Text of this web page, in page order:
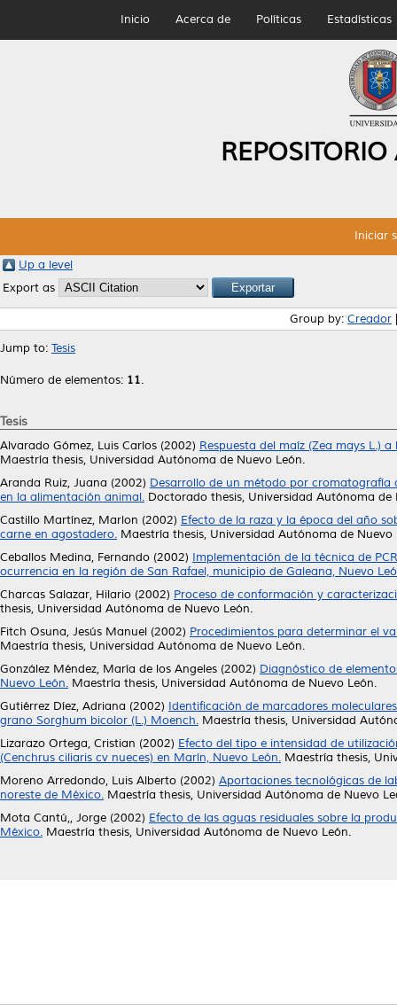
Inicio Acerca de Políticas Estadísticas
Iniciar
Up a level
Export as
Group by: Creador
Jump to: Tesis
Número de elementos: 11.
Tesis
Alvarado Gómez, Luis Carlos (2002) Respuesta del maíz (Zea mays L.)
Maestría thesis, Universidad Autónoma de Nuevo León.
Aranda Ruiz, Juana (2002) Desarrollo de un método por cromatografía
en la alimentación animal. Doctorado thesis, Universidad Autónoma de
Castillo Martínez, Marlon (2002) Efecto de la raza y la época del año
carne en agostadero. Maestría thesis, Universidad Autónoma de Nuevo
Ceballos Medina, Fernando (2002) Implementación de la técnica de
ocurrencia en la región de San Rafael, municipio de Galeana, Nuevo
Charcas Salazar, Hilario (2002) Proceso de conformación y
thesis, Universidad Autónoma de Nuevo León.
Fitch Osuna, Jesús Manuel (2002) Procedimientos para determinar el
Maestría thesis, Universidad Autónoma de Nuevo León.
González Méndez, María de los Angeles (2002) Diagnóstico de
Nuevo León. Maestría thesis, Universidad Autónoma de Nuevo León.
Gutiérrez Díez, Adriana (2002) Identificación de marcadores
grano Sorghum bicolor (L.) Moench. Maestría thesis, Universidad
Lizarazo Ortega, Cristian (2002) Efecto del tipo e intensidad de
(Cenchrus ciliaris cv nueces) en Marín, Nuevo León. Maestría thesis,
Moreno Arredondo, Luis Alberto (2002) Aportaciones tecnológicas de
noreste de México. Maestría thesis, Universidad Autónoma de Nuevo
Mota Cantú,, Jorge (2002) Efecto de las aguas residuales sobre la
México. Maestría thesis, Universidad Autónoma de Nuevo León.